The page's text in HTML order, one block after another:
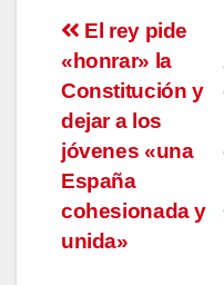
de
entradas
El rey pide
«honrar» la
Constitución y
dejar a los
jóvenes «una
España
cohesionada y
unida»